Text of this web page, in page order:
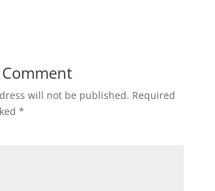
will not be published. Required
*